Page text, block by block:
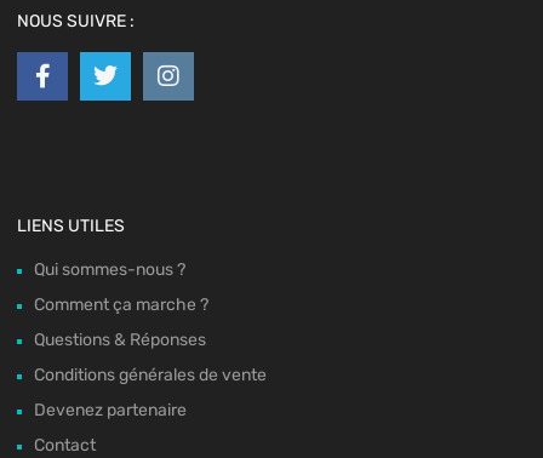
NOUS SUIVRE :
LIENS UTILES
Qui sommes-nous ?
Comment ça marche ?
Questions & Réponses
Conditions générales de vente
Devenez partenaire
Contact